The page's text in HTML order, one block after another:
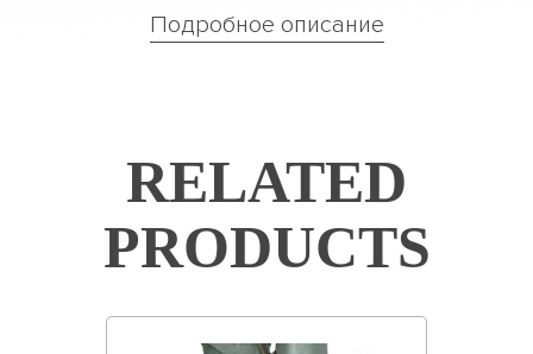
Подробное описание
RELATED
PRODUCTS